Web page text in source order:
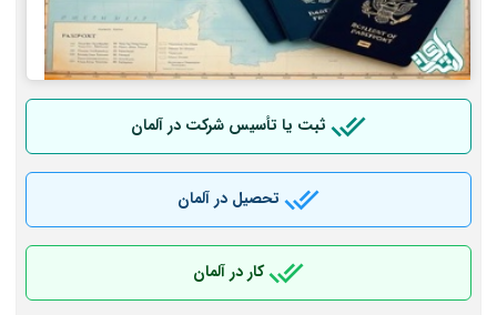
ثبت یا تأسیس شرکت در آلمان
تحصیل در آلمان
کار در آلمان